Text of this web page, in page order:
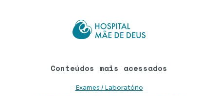
Conteúdos mais acessados
Exames / Laboratório